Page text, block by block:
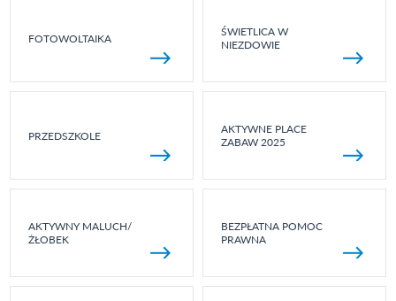
FOTOWOLTAIKA
ŚWIETLICA W
NIEZDOWIE
PRZEDSZKOLE
AKTYWNE PLACE
ZABAW 2025
AKTYWNY MALUCH/
ŻŁOBEK
BEZPŁATNA POMOC
PRAWNA